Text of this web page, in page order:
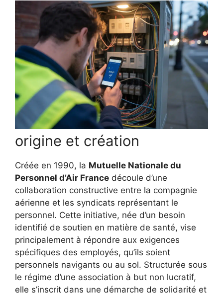
origine et création
Créée en 1990, la Mutuelle Nationale du
Personnel d’Air France découle d’une
collaboration constructive entre la compagnie
aérienne et les syndicats représentant le
personnel. Cette initiative, née d’un besoin
identifié de soutien en matière de santé, vise
principalement à répondre aux exigences
spécifiques des employés, qu’ils soient
personnels navigants ou au sol. Structurée sous
le régime d’une association à but non lucratif,
elle s’inscrit dans une démarche de solidarité et